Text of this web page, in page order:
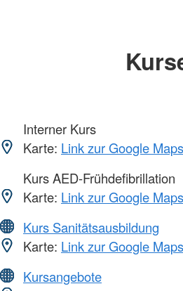
Interner Kurs
Karte: Link zur Google
Kurs AED-Frühdefibrillation
Karte: Link zur Google
Kurs Sanitätsausbildung
Karte: Link zur Google
Kursangebote